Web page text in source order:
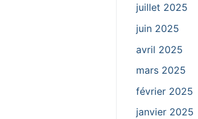
juillet 2025
juin 2025
avril 2025
mars 2025
février 2025
janvier 2025